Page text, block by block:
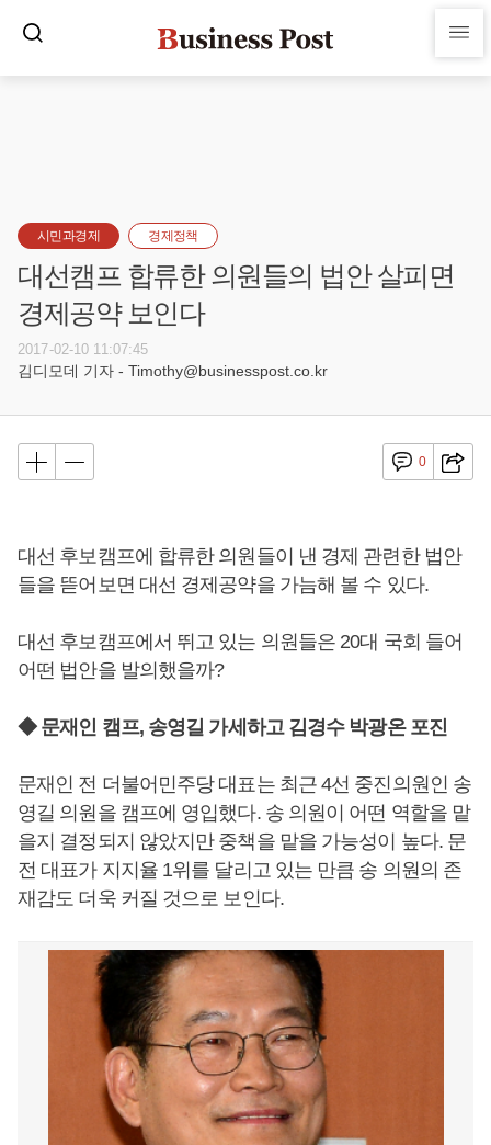
시민과경제 경제정책
대선캠프 합류한 의원들의 법안 살피면
경제공약 보인다
2017-02-10 11:07:45
김디모데 기자 - Timothy@businesspost.co.kr
0
대선 후보캠프에 합류한 의원들이 낸 경제 관련한 법안
들을 뜯어보면 대선 경제공약을 가늠해 볼 수 있다.
대선 후보캠프에서 뛰고 있는 의원들은 20대 국회 들어
어떤 법안을 발의했을까?
◆ 문재인 캠프, 송영길 가세하고 김경수 박광온 포진
문재인 전 더불어민주당 대표는 최근 4선 중진의원인 송
영길 의원을 캠프에 영입했다. 송 의원이 어떤 역할을 맡
을지 결정되지 않았지만 중책을 맡을 가능성이 높다. 문
전 대표가 지지율 1위를 달리고 있는 만큼 송 의원의 존
재감도 더욱 커질 것으로 보인다.